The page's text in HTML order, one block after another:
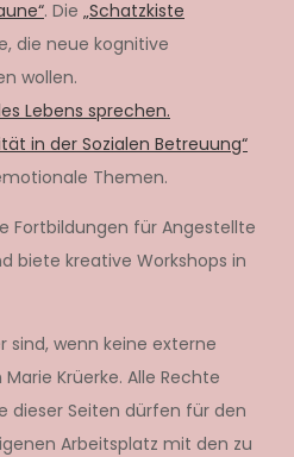
. Die „Schatzkiste
die neue kognitive
wollen.
Lebens sprechen.
in der Sozialen Betreuung“
Themen.
Fortbildungen für Angestellte
biete kreative Workshops in
sind, wenn keine externe
Krüerke. Alle Rechte
dieser Seiten dürfen für den
Arbeitsplatz mit den zu